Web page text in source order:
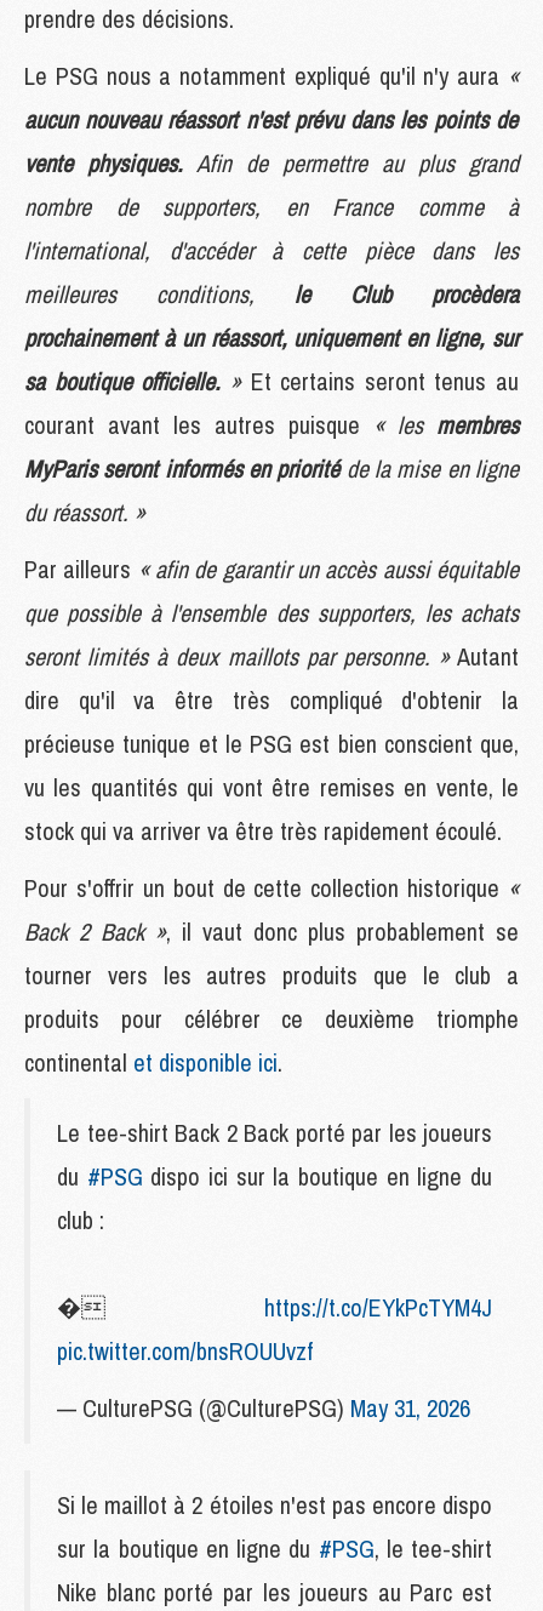
prendre des décisions.
Le PSG nous a notamment expliqué qu'il n'y aura «
aucun nouveau réassort n'est prévu dans les points de
vente physiques. Afin de permettre au plus grand
nombre de supporters, en France comme à
l'international, d'accéder à cette pièce dans les
meilleures conditions, le Club procèdera
prochainement à un réassort, uniquement en ligne, sur
sa boutique officielle. »Et certains seront tenus au
courant avant les autres puisque « les membres
MyParis seront informés en prioritéde la mise en ligne
du réassort. »
Par ailleurs « afin de garantir un accès aussi équitable
que possible à l'ensemble des supporters, les achats
seront limités à deux maillots par personne. »Autant
dire qu'il va être très compliqué d'obtenir la
précieuse tunique et le PSG est bien conscient que,
vu les quantités qui vont être remises en vente, le
stock qui va arriver va être très rapidement écoulé.
Pour s'offrir un bout de cette collection historique «
Back 2 Back », il vaut donc plus probablement se
tourner vers les autres produits que le club a
produits pour célébrer ce deuxième triomphe
continental et disponible ici.
Le tee-shirt Back 2 Back porté par les joueurs
du #PSG dispo ici sur la boutique en ligne du
club :
� https://t.co/EYkPcTYM4J
pic.twitter.com/bnsROUUvzf
— CulturePSG (@CulturePSG) May 31, 2026
Si le maillot à 2 étoiles n'est pas encore dispo
sur la boutique en ligne du #PSG, le tee-shirt
Nike blanc porté par les joueurs au Parc est